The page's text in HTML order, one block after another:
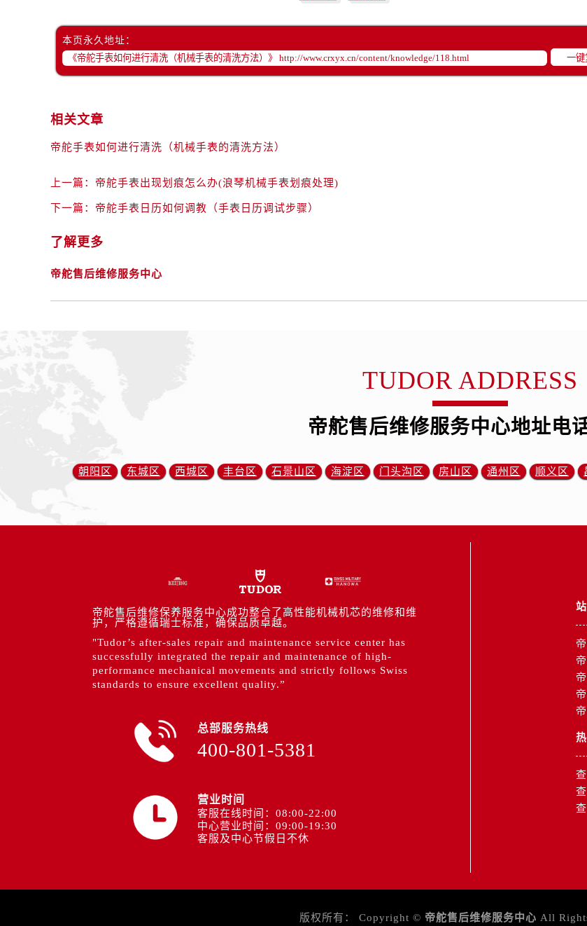
本页永久地址：
一键
相关文章
帝舵手表如何进行清洗（机械手表的清洗方法）
上一篇： 帝舵手表出现划痕怎么办(浪琴机械手表划痕处理)
下一篇： 帝舵手表日历如何调教（手表日历调试步骤）
了解更多
帝舵售后维修服务中心
TUDOR ADDRESS
帝舵售后维修服务中心地址电
朝阳区 东城区 西城区 丰台区 石景山区 海淀区 门头沟区 房山区 通州区 顺义区
帝舵售后维修保养服务中心成功整合了高性能机械机芯的维修和维
护，严格遵循瑞士标准，确保品质卓越。
"Tudor’s after-sales repair and maintenance service center has
successfully integrated the repair and maintenance of high-
performance mechanical movements and strictly follows Swiss
standards to ensure excellent quality.”
总部服务热线
400-801-5381
营业时间
客服在线时间：08:00-22:00
中心营业时间：09:00-19:30
客服及中心节假日不休
版权所有： Copyright © 帝舵售后维修服务中心 All